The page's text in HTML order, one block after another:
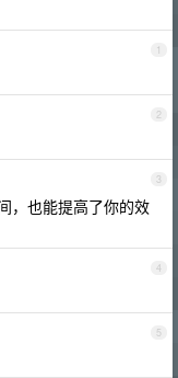
1
2
3
，也能提高了你的效
4
5